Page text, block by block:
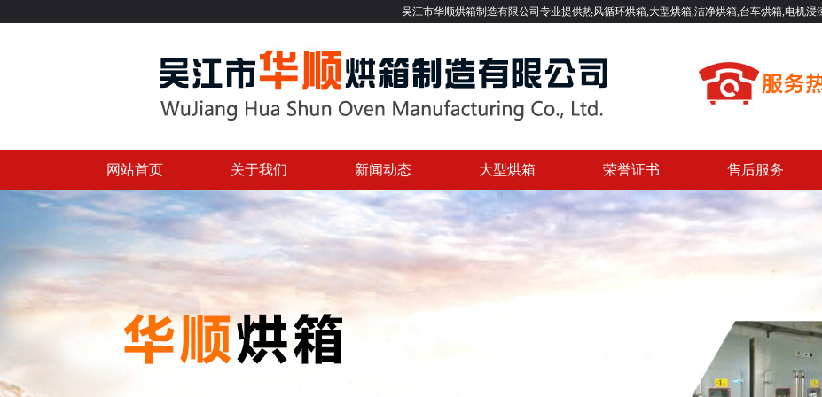
吴江市华顺烘箱制造有限公司专业提供热风循环烘箱,大型烘箱,洁净烘箱,台车烘箱,电机浸漆烘箱,隧道
网站首页 关于我们 新闻动态 大型烘箱 荣誉证书 售后服务